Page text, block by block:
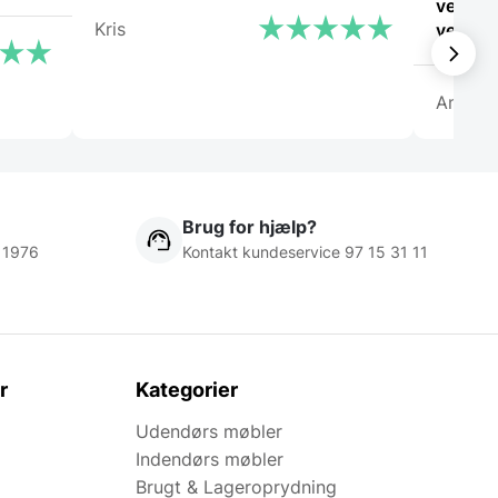
Kris
ved
Brug for hjælp?
Kontakt kundeservice 97 15 31 11
Kategorier
Udendørs møbler
Indendørs møbler
Brugt & Lageroprydning